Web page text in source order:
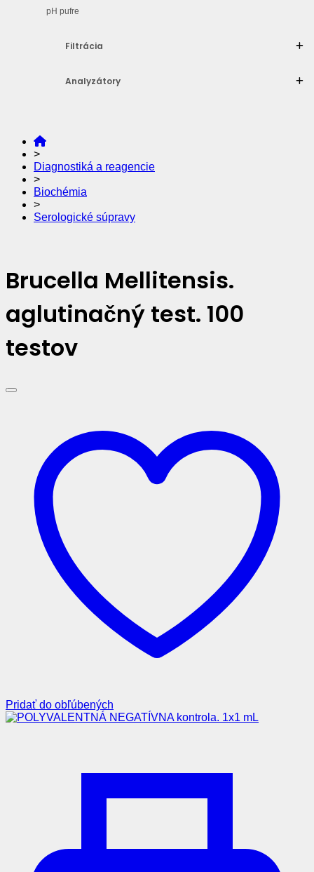
pH pufre
Filtrácia
Analyzátory
>
Diagnostiká a reagencie
>
Biochémia
>
Serologické súpravy
Brucella Mellitensis.
aglutinačný test. 100
testov
Pridať do obľúbených